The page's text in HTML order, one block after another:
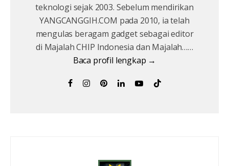
teknologi sejak 2003. Sebelum mendirikan
YANGCANGGIH.COM pada 2010, ia telah
mengulas beragam gadget sebagai editor
di Majalah CHIP Indonesia dan Majalah……
Baca profil lengkap →